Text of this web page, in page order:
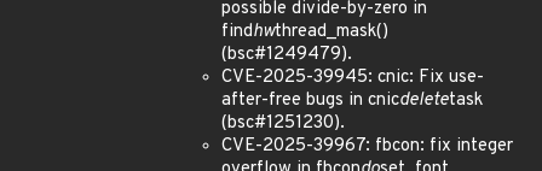
possible divide-by-zero in
findhwthread_mask()
(bsc#1249479).
CVE-2025-39945: cnic: Fix use-
after-free bugs in cnicdeletetask
(bsc#1251230).
CVE-2025-39967: fbcon: fix integer